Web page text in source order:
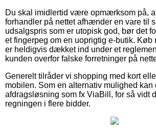
Du skal imidlertid være opmærksom på,
forhandler på nettet afhænder en vare til
udsalgspris som er utopisk god, bør det
et fingerpeg om en uoprigtig e-butik. Køb
er heldigvis dækket ind under et
kunden overfor falske forretninger på
Generelt tilråder vi shopping med kort
mobilen. Som en alternativ mulighed
afdragsløsning som fx ViaBill, for så vidt
regningen i flere bidder.